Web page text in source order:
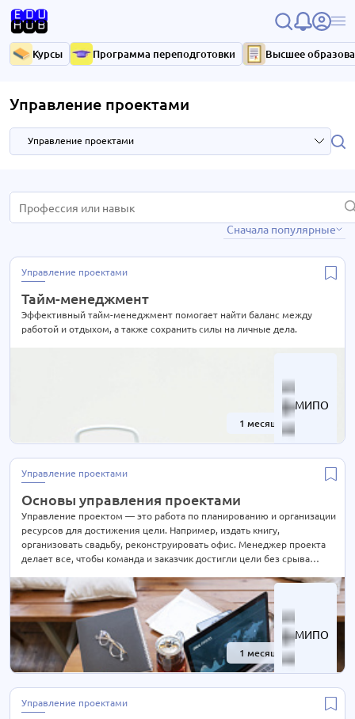
Курсы Программа переподготовки Высшее
Управление проектами
Управление проектами
HR и управление персоналом 2 курса
37 курсов
2 курса
Управление продажами
Управление проектами 4 курса
Сначала популярные
МИПО
1 месяц
Управление проектами
Тайм-менеджмент
Эффективный тайм-менеджмент помогает найти баланс между
работой и отдыхом, а также сохранить силы на личные дела.
МИПО
1 месяц
Управление проектами
Основы управления проектами
Управление проектом — это работа по планированию и организации
ресурсов для достижения цели. Например, издать книгу,
организовать свадьбу, реконструировать офис. Менеджер проекта
делает все, чтобы команда и заказчик достигли цели без срыва
Управление проектами